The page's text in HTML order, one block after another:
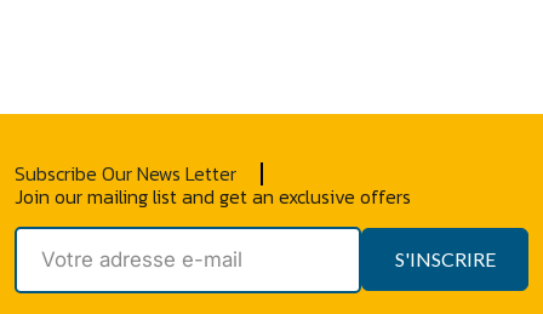
Subscribe Our News Letter
Join our mailing list and get an exclusive offers
S'INSCRIRE